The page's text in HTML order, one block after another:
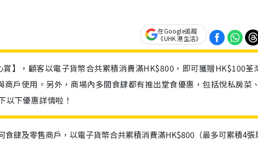
在Google追蹤
《UHK 港生活》
】，顧客以電子貨幣合共累積消費滿HK$800，即可獲贈HK$100荃
戶使用。另外，商場內多間食肆都有推出堂食優惠，包括悅私房菜
以下優惠詳情啦！
食肆及零售商戶，以電子貨幣合共累積消費滿HK$800（最多可累積4張